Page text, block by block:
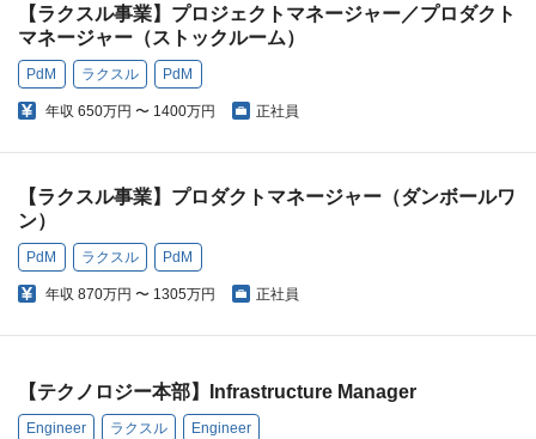
【ラクスル事業】プロジェクトマネージャー／プロダクト
マネージャー（ストックルーム）
PdM ラクスル PdM
年収 650万円 〜 1400万円 正社員
【ラクスル事業】プロダクトマネージャー（ダンボールワ
ン）
PdM ラクスル PdM
年収 870万円 〜 1305万円 正社員
【テクノロジー本部】Infrastructure Manager
Engineer ラクスル Engineer